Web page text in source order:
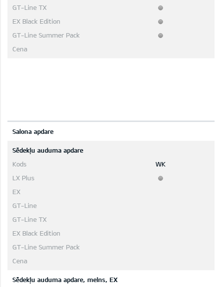
Salona apdare
Sēdekļu auduma apdare
WK
Sēdekļu auduma apdare, melns, EX